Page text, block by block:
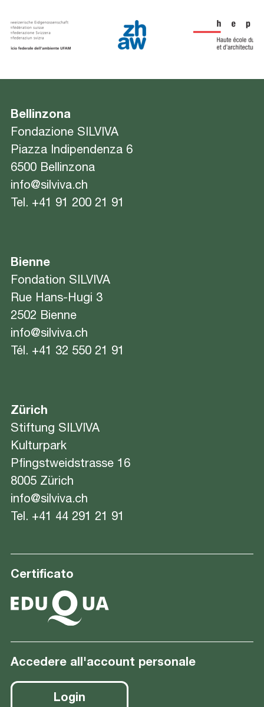
Bellinzona
Fondazione SILVIVA
Piazza Indipendenza 6
6500 Bellinzona
info@silviva.ch
Tel. +41 91 200 21 91
Bienne
Fondation SILVIVA
Rue Hans-Hugi 3
2502 Bienne
info@silviva.ch
Tél. +41 32 550 21 91
Zürich
Stiftung SILVIVA
Kulturpark
Pfingstweidstrasse 16
8005 Zürich
info@silviva.ch
Tel. +41 44 291 21 91
Certificato
Accedere all'account personale
Login